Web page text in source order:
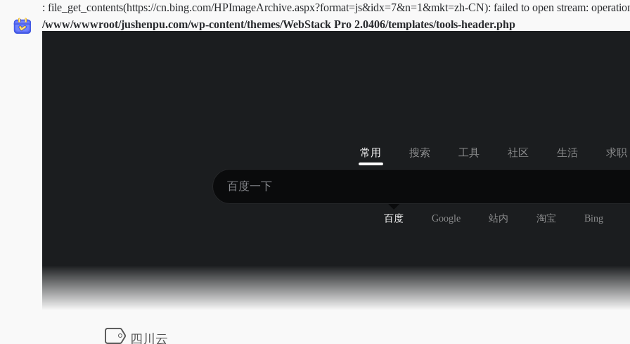
: file_get_contents(https://cn.bing.com/HPImageArchive.aspx?format=js&idx=7&n=1&mkt=zh-CN): failed to open stream:
/www/wwwroot/jushenpu.com/wp-content/themes/WebStack Pro 2.0406/templates/tools-header.php
常用 搜索 工具 社区 生活 求职
百度 Google 站内 淘宝 Bing
四川云